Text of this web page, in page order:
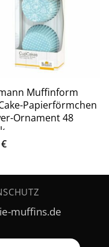
Muffinform
Papierförmchen
Ornament 48
€
muffins.de